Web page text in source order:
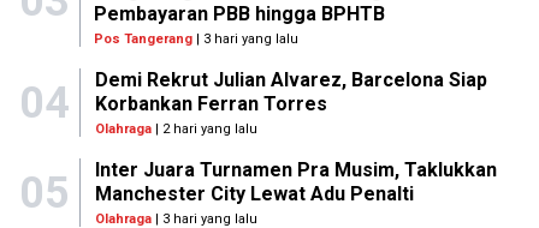
Pembayaran PBB hingga BPHTB
Pos Tangerang | 3 hari yang lalu
04
Demi Rekrut Julian Alvarez, Barcelona Siap
Korbankan Ferran Torres
Olahraga| 2 hari yang lalu
05
Inter Juara Turnamen Pra Musim, Taklukkan
Manchester City Lewat Adu Penalti
Olahraga| 3 hari yang lalu